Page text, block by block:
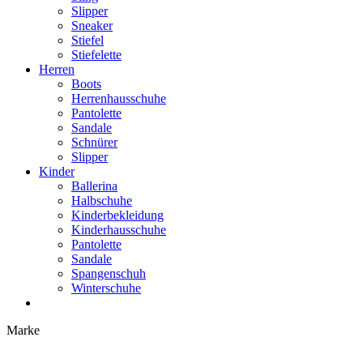
Slipper
Sneaker
Stiefel
Stiefelette
Herren
Boots
Herrenhausschuhe
Pantolette
Sandale
Schnürer
Slipper
Kinder
Ballerina
Halbschuhe
Kinderbekleidung
Kinderhausschuhe
Pantolette
Sandale
Spangenschuh
Winterschuhe
Marke